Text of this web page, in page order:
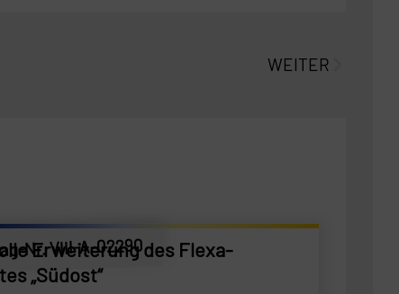
WEITER
Nr. VIII-A-02290
Erweiterung des Flexa-
„Südost“